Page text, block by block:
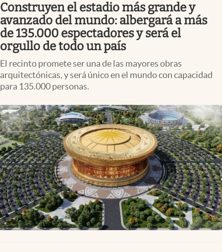
Espiritual
Streaming
PC y mobile
Lifestyle
Construyen el estadio más grande y
avanzado del mundo: albergará a más
de 135.000 espectadores y será el
orgullo de todo un país
El recinto promete ser una de las mayores obras
arquitectónicas, y será único en el mundo con capacidad
para 135.000 personas.